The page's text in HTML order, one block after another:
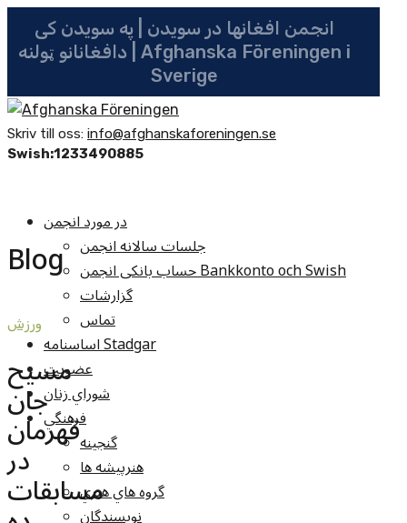
انجمن افغانها در سویدن | په سویدن کی
دافغانانو ټولنه | Afghanska Föreningen i
Sverige
Skriv till oss: info@afghanskaforeningen.se
Swish:1233490885
در مورد انجمن
جلسات سالانه انجمن
حساب بانکی انجمن Bankkonto och Swish
گزارشات
تماس
اساسنامه Stadgar
عضویت
شوراي زنان
فرهنگي
گنجينه
هنرپيشه ها
گروه هاي هنري
نويسندگان
Blog
ورزش
مسیح
جان
قهرمان
در
مسابقات